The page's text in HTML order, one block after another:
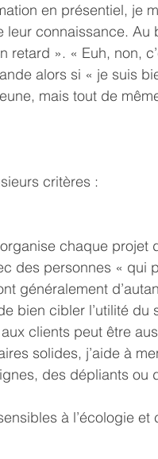
en présentiel, je
connaissance. Au
retard ». « Euh, non,
alors si « je suis
mais tout de
critères :
chaque projet
des personnes « qui
généralement
bien cibler l’utilité du
clients peut être
solides, j’aide à
des dépliants ou
à l’écologie et